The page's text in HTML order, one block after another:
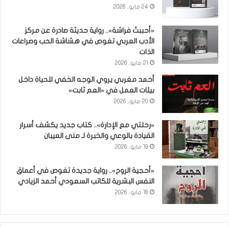
24 مايو، 2026
«أحببتُ فراشة».. رواية حديثة صادرة عن مركز
الأدب العربي تغوص في هشاشة الحب وصراعات
الذات
21 مايو، 2026
أحمد مغربي يروي الوجه الخفي للحياة داخل
بيئات العمل في «العم ثابت»
20 مايو، 2026
«رحلتي مع الإدارة».. كتاب جديد يكشف أسرار
القيادة بالوعي والخبرة لـ منى العيبان
19 مايو، 2026
«أحجية الروح».. رواية جديدة تغوص في أعماق
النفس البشرية للكاتب السعودي أحمد الزيادي
18 مايو، 2026